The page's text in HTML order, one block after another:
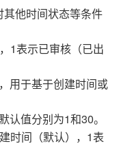
他时间状态等条件
1表示已审核（已出
用于基于创建时间或
认值分别为1和30。
时间（默认），1表